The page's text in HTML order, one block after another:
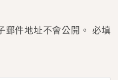
件地址不會公開。 必填